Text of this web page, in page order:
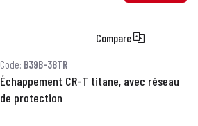
Compare
Code: B39B-38TR
Échappement CR-T titane, avec réseau
de protection